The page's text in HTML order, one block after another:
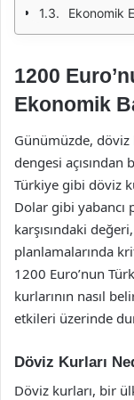
Ekonomik
1200
Ekonomik
Günümüzde,
dengesi
Türkiye gibi döviz
Dolar gibi yabancı
karşısındaki
planlamalarında
1200 Euro’nun
kurlarının nasıl
etkileri üzerinde
Döviz Kurları
Döviz kurları, bir